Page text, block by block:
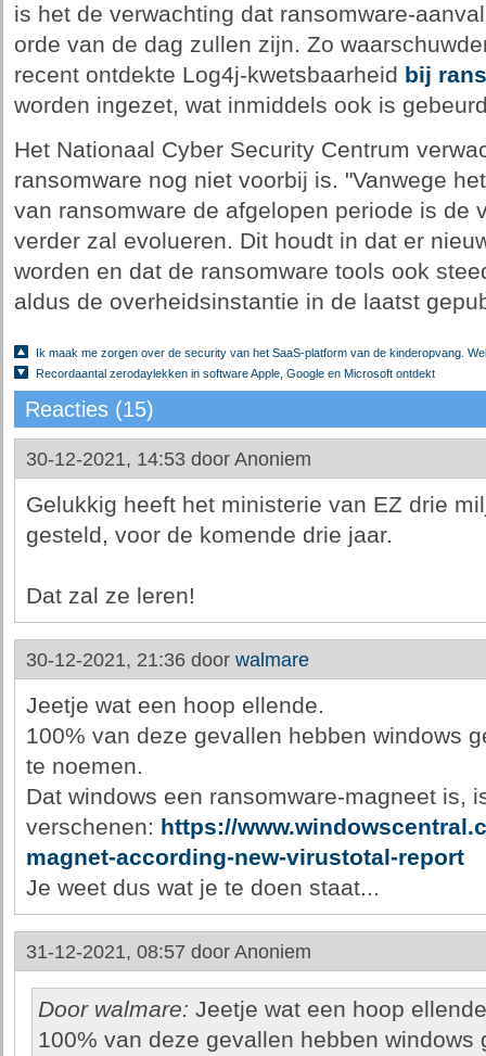
is het de verwachting dat ransomware-
orde van de dag zullen zijn. Zo
recent ontdekte Log4j-kwetsbaarheid bij
worden ingezet, wat inmiddels ook is
Het Nationaal Cyber Security Centrum
ransomware nog niet voorbij is. "Vanwege
van ransomware de afgelopen periode is de
verder zal evolueren. Dit houdt in dat er
worden en dat de ransomware tools ook
aldus de overheidsinstantie in de laatst
Ik maak me zorgen over de security van het SaaS-platform van de kinderopvang.
Recordaantal zerodaylekken in software Apple, Google en Microsoft ontdekt
Reacties (15)
30-12-2021, 14:53 door Anoniem
Gelukkig heeft het ministerie van EZ drie
gesteld, voor de komende drie jaar.
Dat zal ze leren!
30-12-2021, 21:36 door walmare
Jeetje wat een hoop ellende.
100% van deze gevallen hebben windows
te noemen.
Dat windows een ransomware-magneet is,
verschenen: https://
magnet-according-new-virustotal-report
Je weet dus wat je te doen staat...
31-12-2021, 08:57 door Anoniem
Door walmare: Jeetje wat een hoop
100% van deze gevallen hebben windows